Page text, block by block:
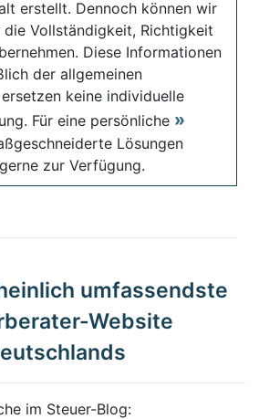
erstellt. Dennoch können wir
die Vollständigkeit, Richtigkeit
Diese Informationen
der allgemeinen
keine individuelle
Für eine persönliche
Lösungen
zur Verfügung.
umfassendste
Website
im Steuer-Blog: